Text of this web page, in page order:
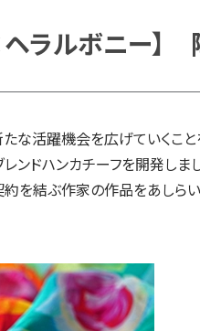
ラルボニー
な活躍機会を広げていくこ
ンドハンカチーフを開発しま
を結ぶ作家の作品をあしら